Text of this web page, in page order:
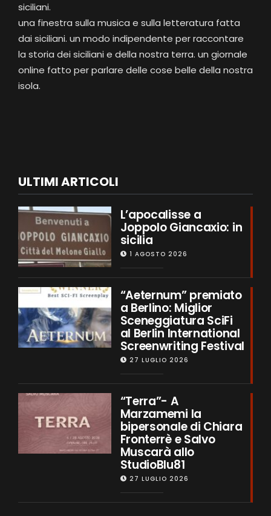
siciliani.
una finestra sulla musica e sulla letteratura fatta
dai siciliani. un modo indipendente per raccontare
la storia dei siciliani e della nostra terra. un giornale
online fatto per parlare delle cose belle della nostra
isola.
ULTIMI ARTICOLI
L’apocalisse a
Joppolo Giancaxio: in
sicilia
1 AGOSTO 2026
“Aeternum” premiato
a Berlino: Miglior
Sceneggiatura SciFi
al Berlin International
Screenwriting Festival
27 LUGLIO 2026
“Terra”- A
Marzamemi la
bipersonale di Chiara
Fronterrè e Salvo
Muscarà allo
StudioBlu81
27 LUGLIO 2026